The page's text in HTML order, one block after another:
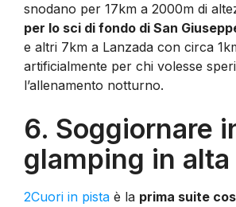
snodano per 17km a 2000m di
per lo sci di fondo di San
e altri 7km a Lanzada con circa
artificialmente per chi volesse
l’allenamento notturno.
6. Soggiornare
glamping in
2Cuori in pista è la prima suite